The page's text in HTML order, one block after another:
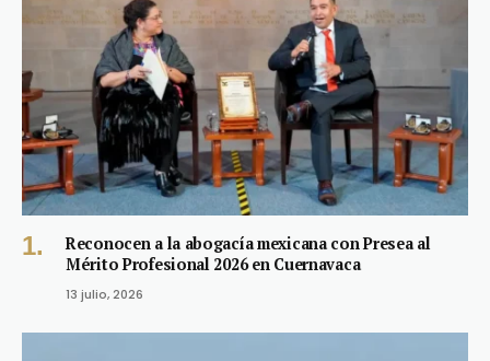
Reconocen a la abogacía mexicana con Presea al
Mérito Profesional 2026 en Cuernavaca
13 julio, 2026